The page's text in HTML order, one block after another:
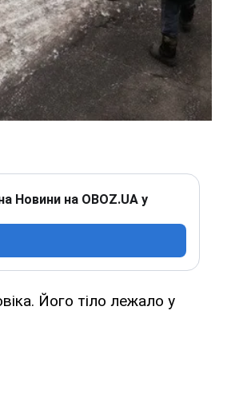
Новини на OBOZ.UA у
Його тіло лежало у